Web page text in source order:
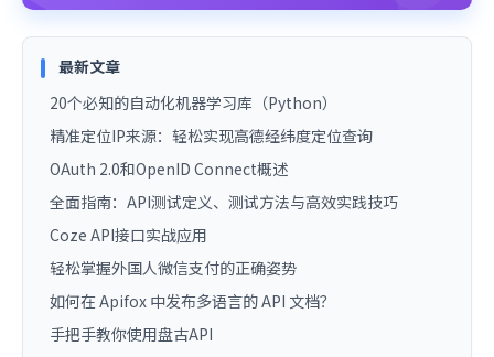
最新文章
20个必知的自动化机器学习库（Python）
精准定位IP来源：轻松实现高德经纬度定位查询
OAuth 2.0和OpenID Connect概述
全面指南：API测试定义、测试方法与高效实践技巧
Coze API接口实战应用
轻松掌握外国人微信支付的正确姿势
如何在 Apifox 中发布多语言的 API 文档？
手把手教你使用盘古API